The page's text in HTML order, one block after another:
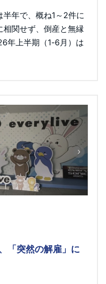
年で、概ね1～2件に
相関せず、倒産と無縁
年上半期（1-6月）は
「突然の解雇」に